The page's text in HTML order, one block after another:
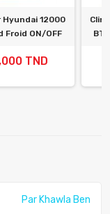
12000
Froid ON/OFF
TND
Par Khawla Ben